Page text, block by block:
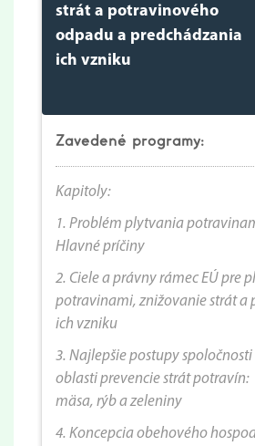
strát a potravinového
odpadu a predchádzania
ich vzniku
Zavedené programy:
Kapitoly:
1. Problém plytvania
Hlavné príčiny
2. Ciele a právny rámec EÚ pre
potravinami, znižovanie strát a
ich vzniku
3. Najlepšie postupy spoločnosti
oblasti prevencie strát potravín:
mäsa, rýb a zeleniny
4. Koncepcia obehového